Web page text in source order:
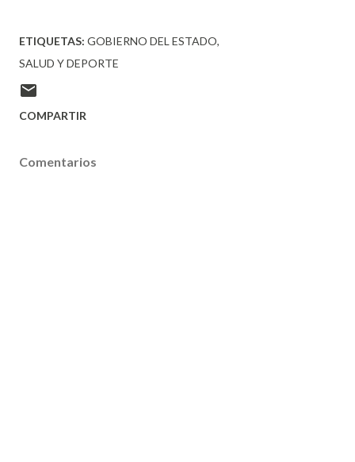
ETIQUETAS: GOBIERNO DEL ESTADO
SALUD Y DEPORTE
COMPARTIR
Comentarios